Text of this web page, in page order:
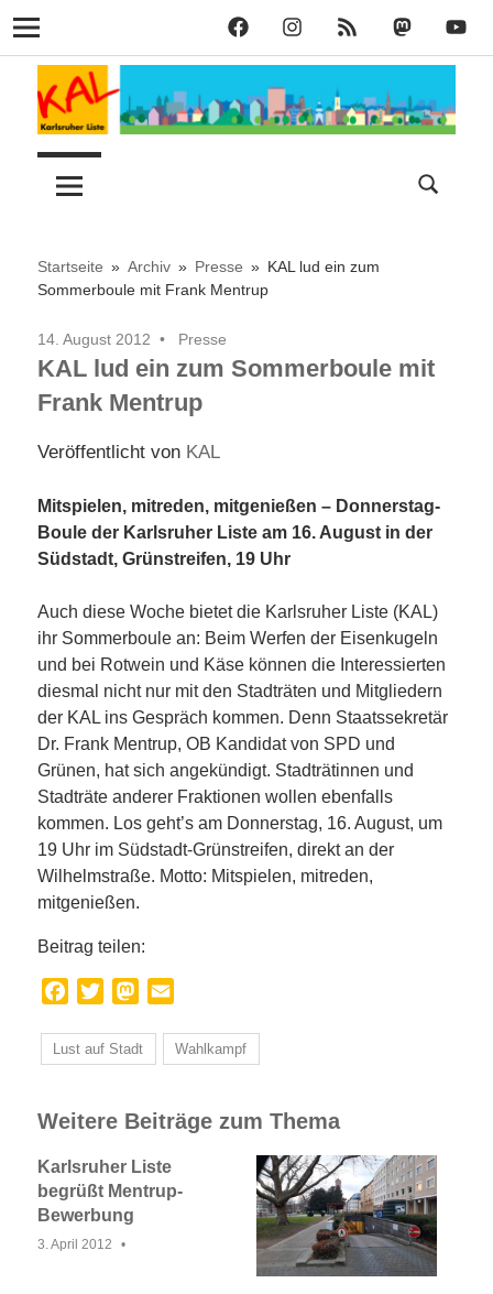
KAL
auf
Facebook
KAL
auf
Instagram
KAL
RSS
KAL
bei
KAL
auf
Navigation
Zum
Inhalt
springen
Karlsruher
–
KAL
Stadt
Startseite Archiv Presse
KAL lud ein zum
Sommerboule mit Frank Mentrup
14. August 2012 Presse
KAL lud ein zum Sommerboule mit
Frank Mentrup
Veröffentlicht von KAL
Mitspielen, mitreden, mitgenießen – Donnerstag-
Boule der Karlsruher Liste am 16. August in der
Südstadt, Grünstreifen, 19 Uhr
Auch diese Woche bietet die Karlsruher Liste (KAL)
ihr Sommerboule an: Beim Werfen der Eisenkugeln
und bei Rotwein und Käse können die Interessierten
diesmal nicht nur mit den Stadträten und Mitgliedern
der KAL ins Gespräch kommen. Denn Staatssekretär
Dr. Frank Mentrup, OB Kandidat von SPD und
Grünen, hat sich angekündigt. Stadträtinnen und
Stadträte anderer Fraktionen wollen ebenfalls
kommen. Los geht’s am Donnerstag, 16. August, um
19 Uhr im Südstadt-Grünstreifen, direkt an der
Wilhelmstraße. Motto: Mitspielen, mitreden,
mitgenießen.
Beitrag teilen:
Facebook
TwitterMastodon
Lust auf Stadt Wahlkampf
Weitere Beiträge zum Thema
Karlsruher Liste
begrüßt Mentrup-
Bewerbung
3. April 2012